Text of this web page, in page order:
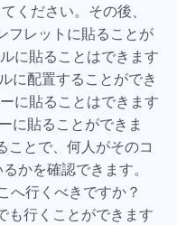
ください。その後、
フレットに貼ることが
に貼ることはできます
に配置することができ
に貼ることはできます
に貼ることができま
ことで、何人がそのコ
かを確認できます。
へ行くべきですか？
も行くことができます